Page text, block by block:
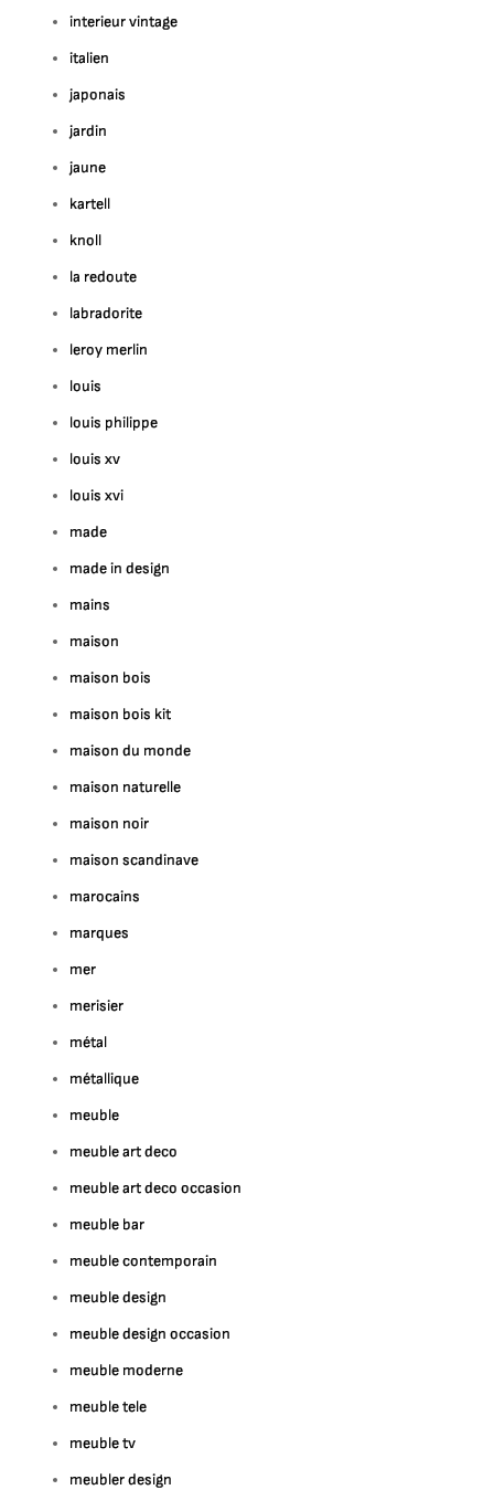
interieur vintage
italien
japonais
jardin
jaune
kartell
knoll
la redoute
labradorite
leroy merlin
louis
louis philippe
louis xv
louis xvi
made
made in design
mains
maison
maison bois
maison bois kit
maison du monde
maison naturelle
maison noir
maison scandinave
marocains
marques
mer
merisier
métal
métallique
meuble
meuble art deco
meuble art deco occasion
meuble bar
meuble contemporain
meuble design
meuble design occasion
meuble moderne
meuble tele
meuble tv
meubler design